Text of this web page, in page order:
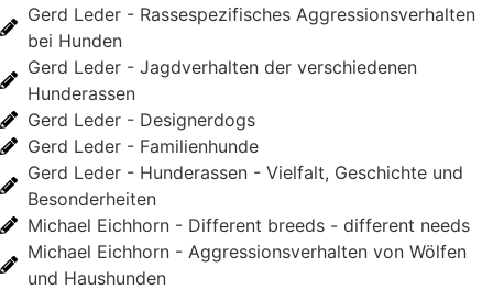
Gerd Leder - Rassespezifisches Aggressionsverhalten
bei Hunden
Gerd Leder - Jagdverhalten der verschiedenen
Hunderassen
Gerd Leder - Designerdogs
Gerd Leder - Familienhunde
Gerd Leder - Hunderassen - Vielfalt, Geschichte und
Besonderheiten
Michael Eichhorn - Different breeds - different needs
Michael Eichhorn - Aggressionsverhalten von Wölfen
und Haushunden